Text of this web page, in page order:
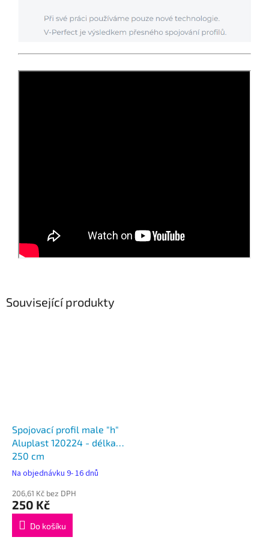
Související produkty
Spojovací profil male "h"
Aluplast 120224 - délka
250 cm
Na objednávku 9- 16 dnů
206,61 Kč bez DPH
250 Kč
Do košíku